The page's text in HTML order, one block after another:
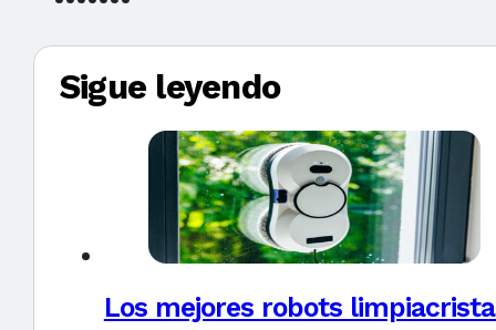
Sigue leyendo
Los mejores robots